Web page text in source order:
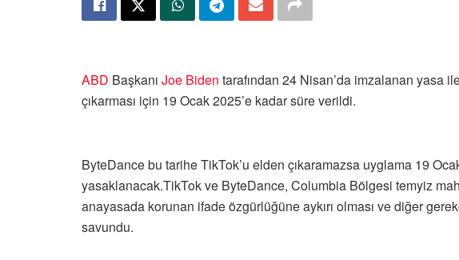
ABD Başkanı Joe Biden tarafından 24 Nisan’da imzalanan yasa
çıkarması için 19 Ocak 2025’e kadar süre verildi.
ByteDance bu tarihe TikTok’u elden çıkaramazsa uyglama 19
yasaklanacak.TikTok ve ByteDance, Columbia Bölgesi temyiz
anayasada korunan ifade özgürlüğüne aykırı olması ve diğer
savundu.